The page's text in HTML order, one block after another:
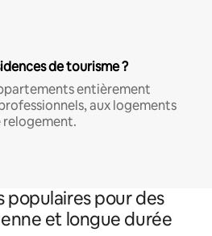
de tourisme ?
entièrement
aux logements
populaires pour des
et longue durée